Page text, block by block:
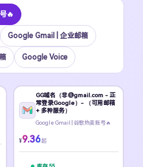
🔥
Google Gmail | 企业邮箱
Google Voice
GG域名（非@gmail.com - 正
常登录Google）- （可用邮箱
+ 多种服务）
Google Gmail | 谷歌热卖账号🔥
¥9.36 起